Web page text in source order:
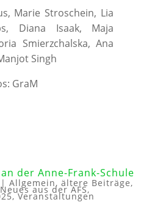
Marie Stroschein, Lia
Diana Isaak, Maja
Smierzchalska, Ana
Singh
GraM
der Anne-Frank-Schule
| Allgemein, ältere Beiträge,
Neues aus der AFS,
,Veranstaltungen